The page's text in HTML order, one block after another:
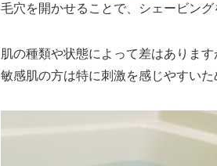
毛穴を開かせることで、シェービン
肌の種類や状態によって差はあります
敏感肌の方は特に刺激を感じやすい